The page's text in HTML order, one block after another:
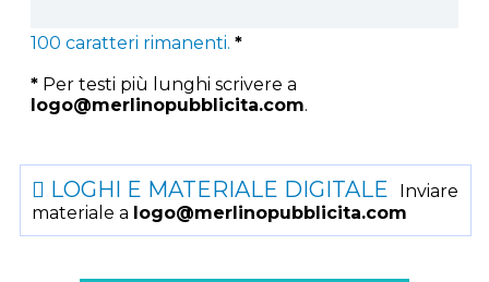
100 caratteri rimanenti. *
* Per testi più lunghi scrivere a
logo@merlinopubblicita.com.
LOGHI E MATERIALE DIGITALE
Inviare
materiale a logo@merlinopubblicita.com